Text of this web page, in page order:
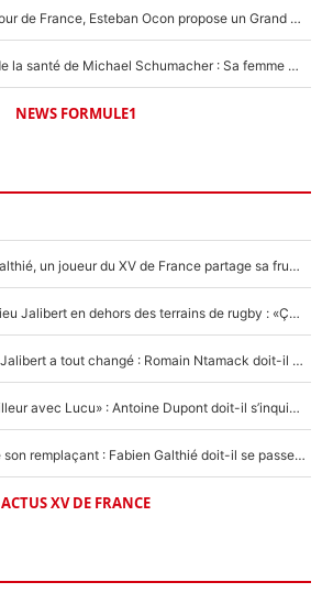
Comme pour le final du Tour de France, Esteban Ocon propose un Grand Prix de Formule 1 à Paris : «Autour de l’Arc de Triomphe, ce serait génial» !
Nouvelle rumeur autour de la santé de Michael Schumacher : Sa femme Corinna sort du silence
NEWS FORMULE1
Mis de côté par Fabien Galthié, un joueur du XV de France partage sa frustration : «ils ne me l’ont pas dit tout de suite»
La raison d'être de Matthieu Jalibert en dehors des terrains de rugby : «Ça m'atteint autant que si tu touches à un membre de ma famille»
XV de France - Matthieu Jalibert a tout changé : Romain Ntamack doit-il s’inquiéter pour sa place à un an de la Coupe du monde ?
«Le XV de France est meilleur avec Lucu» : Antoine Dupont doit-il s’inquiéter pour sa place ?
Le XV de France a trouvé son remplaçant : Fabien Galthié doit-il se passer d'Antoine Dupont ?
ACTUS XV DE FRANCE